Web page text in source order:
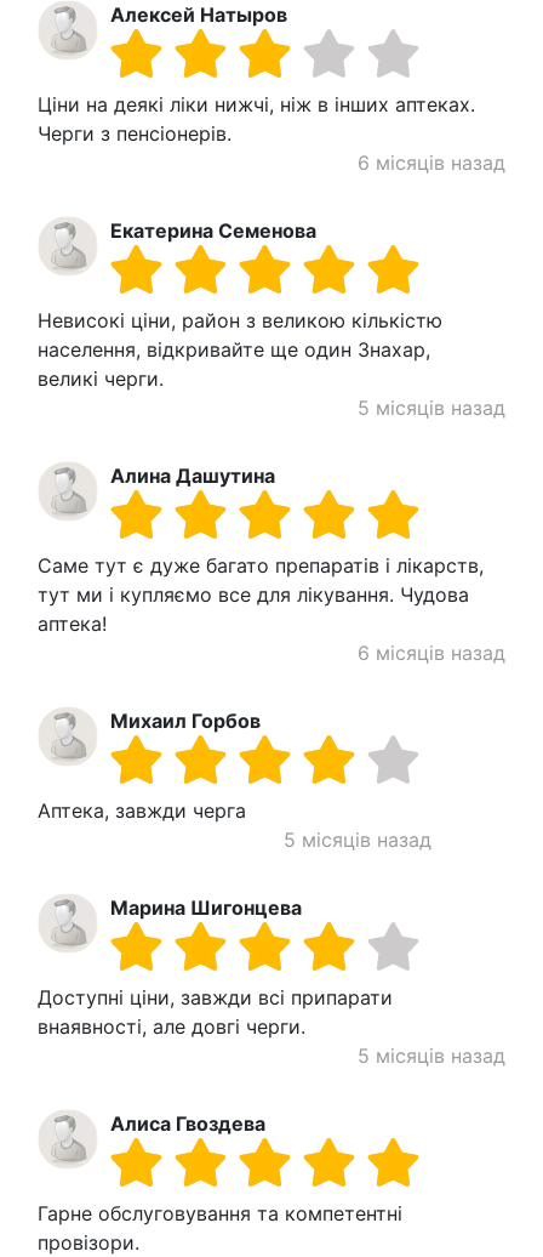
Алексей Натыров
Ціни на деякі ліки нижчі, ніж в інших аптеках.
Черги з пенсіонерів.
6 місяців назад
Екатерина Семенова
Невисокі ціни, район з великою кількістю
населення, відкривайте ще один Знахар,
великі черги.
5 місяців назад
Алина Дашутина
Саме тут є дуже багато препаратів і лікарств,
тут ми і купляємо все для лікування. Чудова
аптека!
6 місяців назад
Михаил Горбов
Аптека, завжди черга
5 місяців назад
Марина Шигонцева
Доступні ціни, завжди всі припарати
внаявності, але довгі черги.
5 місяців назад
Алиса Гвоздева
Гарне обслуговування та компетентні
провізори.